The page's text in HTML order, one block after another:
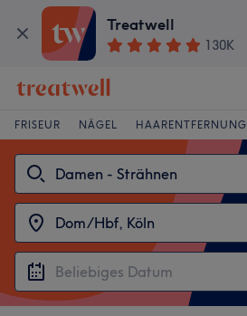
Treatwell
130K
FRISEUR NÄGEL HAARENTFERNUNG